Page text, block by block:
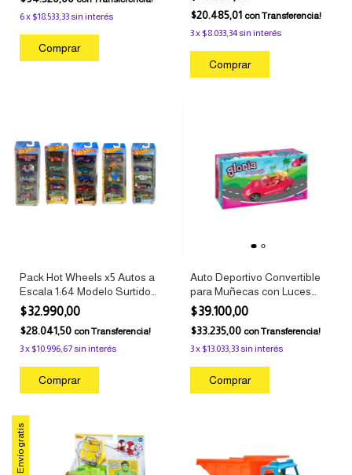
6x $18.533,33sin interés $20.485,01 conTransferencia!
3x $8.033,34sin interés
Pack Hot Wheels x5 Autos a
Escala 1:64 Modelo Surtido
Mattel
$32.990,00
$28.041,50 conTransferencia!
3x $10.996,67sin interés
Auto Deportivo Convertible
para Muñecas con Luces
Interactivas Gloria
$39.100,00
$33.235,00 conTransferencia!
3x $13.033,33sin interés
Envío gratis